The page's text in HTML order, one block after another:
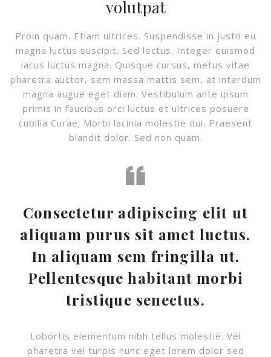
volutpat
Proin quam. Etiam ultrices. Suspendisse in justo eu
magna luctus suscipit. Sed lectus. Integer euismod
lacus luctus magna. Quisque cursus, metus vitae
pharetra auctor, sem massa mattis sem, at interdum
magna augue eget diam. Vestibulum ante ipsum
primis in faucibus orci luctus et ultrices posuere
cubilia Curae; Morbi lacinia molestie dui. Praesent
blandit dolor. Sed non quam.
Consectetur adipiscing elit ut
aliquam purus sit amet luctus.
In aliquam sem fringilla ut.
Pellentesque habitant morbi
tristique senectus.
Lobortis elementum nibh tellus molestie. Vel
pharetra vel turpis nunc eget lorem dolor sed